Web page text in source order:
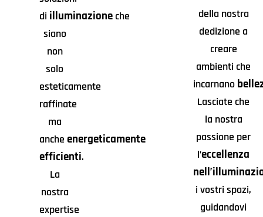
di illuminazione che
siano
non
solo
esteticamente
raffinate
ma
ancheenergeticamente
efficienti.
La
nostra
expertise
della nostra
dedizione a
creare
ambienti che
incarnano
Lasciate che
la nostra
passione per
l’eccellenza
i vostri spazi,
guidandovi